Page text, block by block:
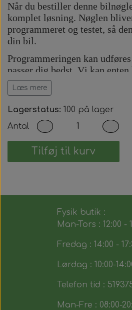
Når du bestiller denne
komplet løsning. Nøglen
programmeret og testet, så
din bil.
Programmeringen kan
passer dig bedst. Vi kan
adresse eller udføre arbejdet
aftale.
Prisen inkluderer:
Komplet bilnøgle med
Præcis skæring af
Programmering af
Programmering af
Du modtager dermed en
bilnøgle, der fungerer på
Læs mere
Lagerstatus: 100 på lager
Antal
Tilføj til kurv
Fysik butik :
Man-Tors : 12:00 -
Fredag : 14:00 -
Lørdag : 10:00-
Telefon tid :
Man-Fre : 08:00-